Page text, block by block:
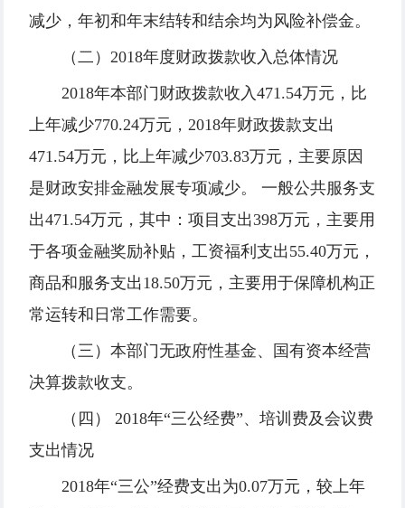
减少，年初和年末结转和结余均为风险补偿金。
（二）2018年度财政拨款收入总体情况
2018年本部门财政拨款收入471.54万元，比
上年减少770.24万元，2018年财政拨款支出
471.54万元，比上年减少703.83万元，主要原因
是财政安排金融发展专项减少。 一般公共服务支
出471.54万元，其中：项目支出398万元，主要用
于各项金融奖励补贴，工资福利支出55.40万元，
商品和服务支出18.50万元，主要用于保障机构正
常运转和日常工作需要。
（三）本部门无政府性基金、国有资本经营
决算拨款收支。
（四） 2018年“三公经费”、培训费及会议费
支出情况
2018年“三公”经费支出为0.07万元，较上年